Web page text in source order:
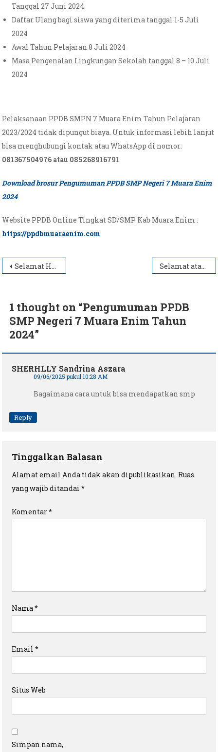
Tanggal 27 Juni 2024
Daftar Ulang bagi siswa yang diterima tanggal 1-5 Juli
2024
Awal Tahun Pelajaran 8 Juli 2024
Masa Pengenalan Lingkungan Sekolah tanggal 8 – 10 Juli
2024
Pelaksanaan PPDB SMPN 7 Muara Enim Tahun Pelajaran
2023/2024 tidak dipungut biaya. Untuk informasi lebih lanjut
bisa menghubungi kontak atau WhatsApp di nomor:
081367504976 atau 085268916791.
Download brosur Pengumuman PPDB SMP Negeri 7 Muara Enim
2024
Website PPDB Online Tingkat SD/SMP Kab Muara Enim :
https://ppdbmuaraenim.com
Navigasi
Selamat Hari Raya Idul Fitri 1 Syawal 1445 H Selamat atas Dilantiknya Bapak Prabowo Subianto dan Gibran Rakabuming Raka
1 thought on “Pengumuman PPDB
SMP Negeri 7 Muara Enim Tahun
2024”
SHERHLLY Sandrina Aszara
09/06/2025 pukul 10:28 AM
Bagaimana cara untuk bisa mendapatkan smp
Reply
Tinggalkan Balasan
Alamat email Anda tidak akan dipublikasikan. Ruas
yang wajib ditandai*
Komentar*
Nama*
Email*
Situs Web
Simpan nama,